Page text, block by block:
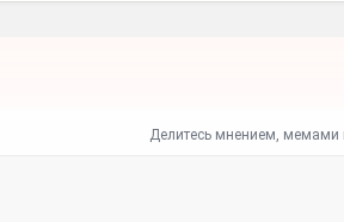
Делитесь мнением, мемами